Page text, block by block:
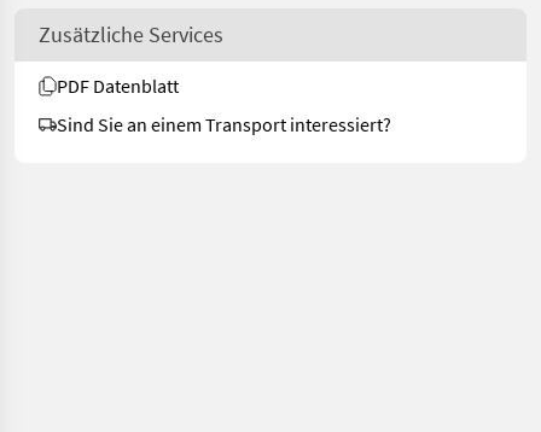
Zusätzliche Services
PDF Datenblatt
Sind Sie an einem Transport interessiert?